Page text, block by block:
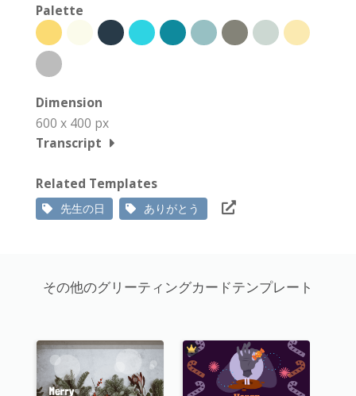
Palette
Dimension
600 x 400 px
Transcript
Related Templates
先生の日 ありがとう
その他のグリーティングカードテンプレート